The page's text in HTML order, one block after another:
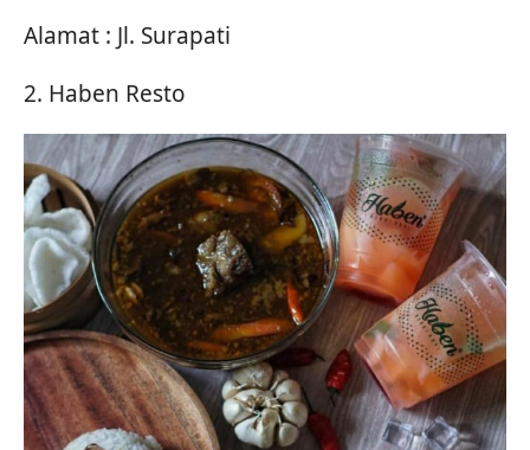
Alamat : Jl. Surapati
2. Haben Resto